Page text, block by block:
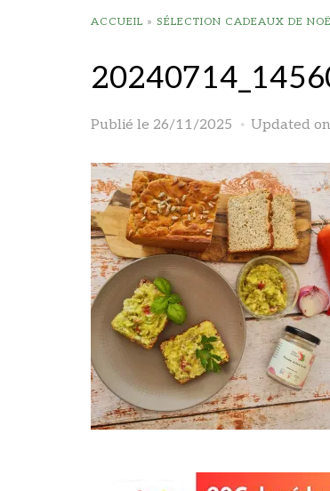
ACCUEIL » SÉLECTION CADEAUX DE
Publié le 26/11/2025 Updated